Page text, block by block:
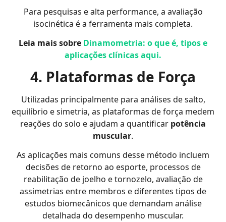
Para pesquisas e alta performance, a avaliação
isocinética é a ferramenta mais completa.
Leia mais sobre Dinamometria: o que é, tipos e
aplicações clínicas aqui.
4. Plataformas de Força
Utilizadas principalmente para análises de salto,
equilíbrio e simetria, as plataformas de força medem
reações do solo e ajudam a quantificar potência
muscular.
As aplicações mais comuns desse método incluem
decisões de retorno ao esporte, processos de
reabilitação de joelho e tornozelo, avaliação de
assimetrias entre membros e diferentes tipos de
estudos biomecânicos que demandam análise
detalhada do desempenho muscular.